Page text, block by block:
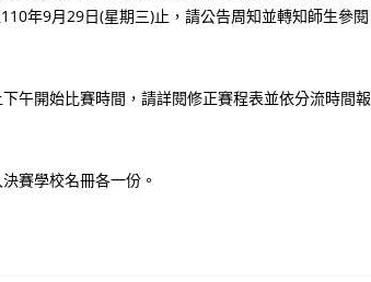
年9月29日(星期三)止，請公告周知並轉知師生參閱
午開始比賽時間，請詳閱修正賽程表並依分流時間報
賽學校名冊各一份。